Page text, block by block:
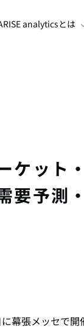
analyticsとは
ケット
要予測
幕張メッセで開